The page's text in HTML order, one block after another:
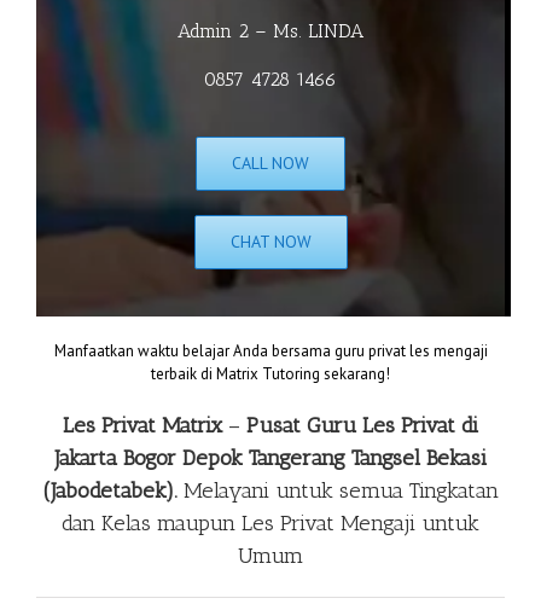
Admin 2 – Ms. LINDA
0857 4728 1466
CALL NOW
CHAT NOW
Manfaatkan waktu belajar Anda bersama guru privat les mengaji
terbaik di Matrix Tutoring sekarang!
Les Privat Matrix– Pusat Guru Les Privat di
Jakarta Bogor Depok Tangerang Tangsel Bekasi
(Jabodetabek). Melayani untuk semua Tingkatan
dan Kelas maupun Les Privat Mengaji untuk
Umum